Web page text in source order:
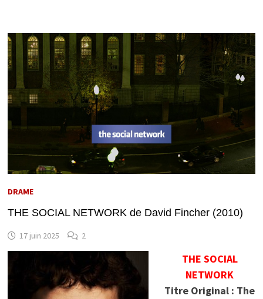
DRAME
THE SOCIAL NETWORK de David Fincher (2010)
17 juin 2025 2
THE SOCIAL
NETWORK
Titre Original : The